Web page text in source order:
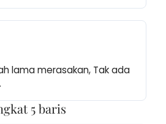
lama merasakan, Tak ada
5 baris